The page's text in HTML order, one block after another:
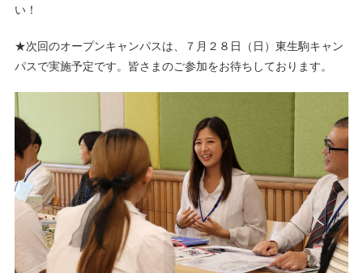
い！
★次回のオープンキャンパスは、７月２８日（日）東生駒キャン
パスで実施予定です。皆さまのご参加をお待ちしております。